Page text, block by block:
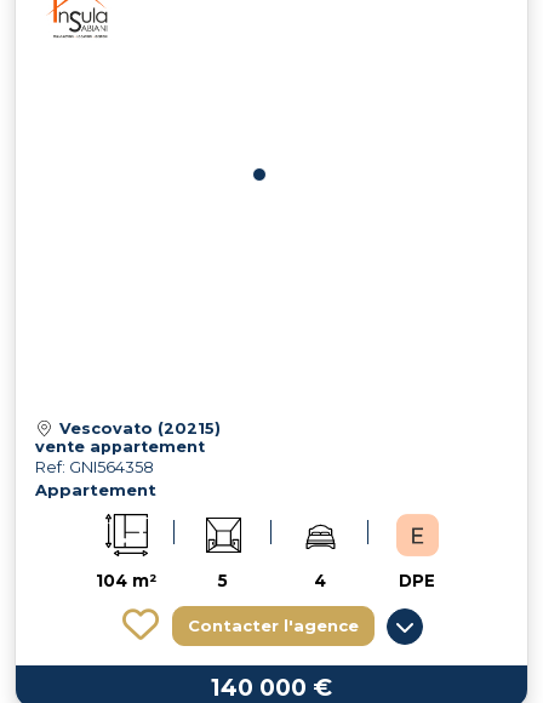
Vescovato (20215)
vente appartement
Ref: GNI564358
Appartement
104 m² 5 4 DPE
Contacter l'agence
140 000 €